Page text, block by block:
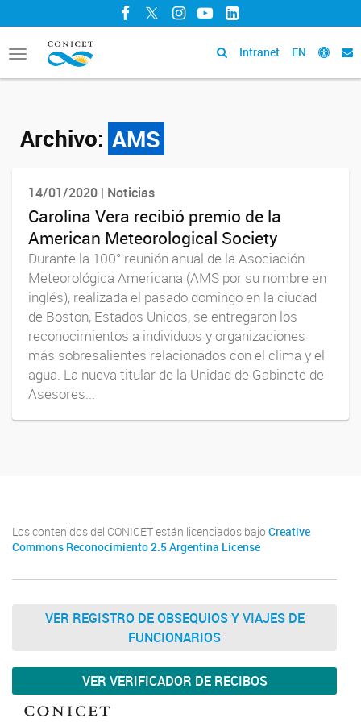
Facebook
TwitterInstagram
YouTubeLinkedIn
Toggle
navigation
Intranet EN
Archivo: AMS
14/01/2020 | Noticias
Carolina Vera recibió premio de la
American Meteorological Society
Durante la 100° reunión anual de la Asociación
Meteorológica Americana (AMS por su nombre en
inglés), realizada el pasado domingo en la ciudad
de Boston, Estados Unidos, se entregaron los
reconocimientos a individuos y organizaciones
más sobresalientes relacionados con el clima y el
agua. La nueva titular de la Unidad de Gabinete de
Asesores...
Los contenidos del CONICET están licenciados bajo Creative
Commons Reconocimiento 2.5 Argentina License
VER REGISTRO DE OBSEQUIOS Y VIAJES DE
FUNCIONARIOS
VER VERIFICADOR DE RECIBOS